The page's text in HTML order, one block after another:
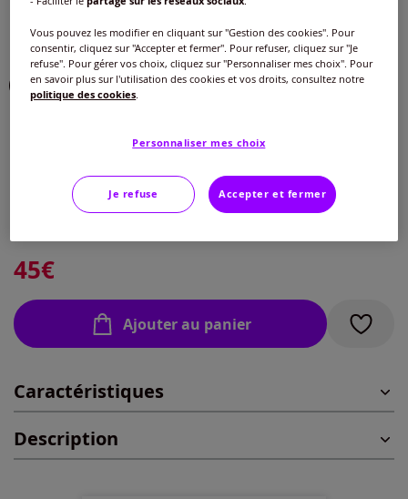
Choisir une couleur :
Veuillez sélectionner une taille
40 -En stock
Disponible dans 2 semaines
46 -épuisé
48 -En stock
45€
Ajouter au panier
Caractéristiques
Description
Vous pouvez les modifier en cliquant sur "Gestion des cookies". Pour
consentir, cliquez sur "Accepter et fermer". Pour refuser, cliquez sur "Je
refuse". Pour gérer vos choix, cliquez sur "Personnaliser mes choix". Pour
en savoir plus sur l'utilisation des cookies et vos droits, consultez notre
politique des cookies
Personnaliser mes choix
Je refuse Accepter et fermer